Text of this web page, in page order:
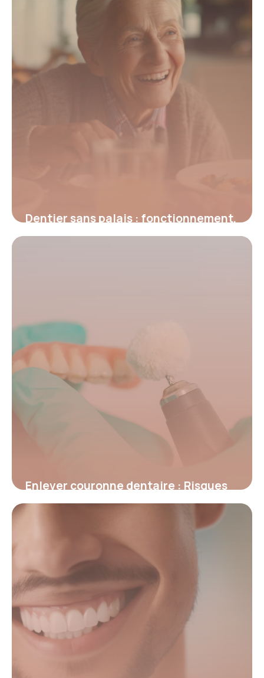
12 janvier 2026
Dentier sans palais : fonctionnement,
avantages et confort innovant
Enlever couronne dentaire : Risques
et conseils